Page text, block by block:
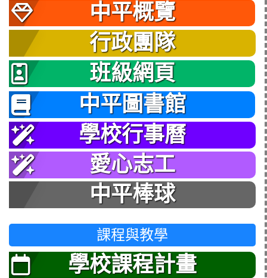
中平概覽
行政團隊
班級網頁
中平圖書館
學校行事曆
愛心志工
中平棒球
課程與教學
學校課程計畫